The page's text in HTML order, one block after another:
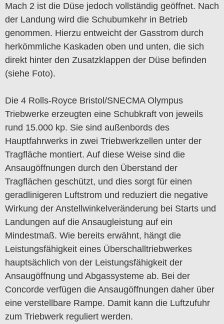
Mach 2 ist die Düse jedoch vollständig geöffnet. Nach
der Landung wird die Schubumkehr in Betrieb
genommen. Hierzu entweicht der Gasstrom durch
herkömmliche Kaskaden oben und unten, die sich
direkt hinter den Zusatzklappen der Düse befinden
(siehe Foto).
Die 4 Rolls-Royce Bristol/SNECMA Olympus
Triebwerke erzeugten eine Schubkraft von jeweils
rund 15.000 kp. Sie sind außenbords des
Hauptfahrwerks in zwei Triebwerkzellen unter der
Tragfläche montiert. Auf diese Weise sind die
Ansaugöffnungen durch den Überstand der
Tragflächen geschützt, und dies sorgt für einen
geradlinigeren Luftstrom und reduziert die negative
Wirkung der Anstellwinkelveränderung bei Starts und
Landungen auf die Ansaugleistung auf ein
Mindestmaß. Wie bereits erwähnt, hängt die
Leistungsfähigkeit eines Überschalltriebwerkes
hauptsächlich von der Leistungsfähigkeit der
Ansaugöffnung und Abgassysteme ab. Bei der
Concorde verfügen die Ansaugöffnungen daher über
eine verstellbare Rampe. Damit kann die Luftzufuhr
zum Triebwerk reguliert werden.